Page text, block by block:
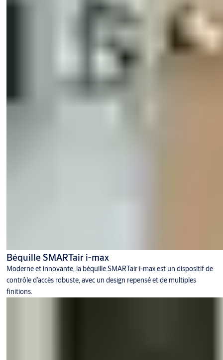
Béquille SMARTair i-max
Moderne et innovante, la béquille SMARTair i-max est un dispositif de
contrôle d’accès robuste, avec un design repensé et de multiples
finitions.